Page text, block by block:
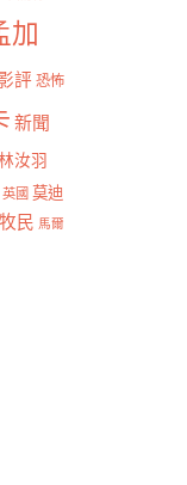
加
評 恐怖
新聞
汝羽
英國 莫迪
民 馬爾